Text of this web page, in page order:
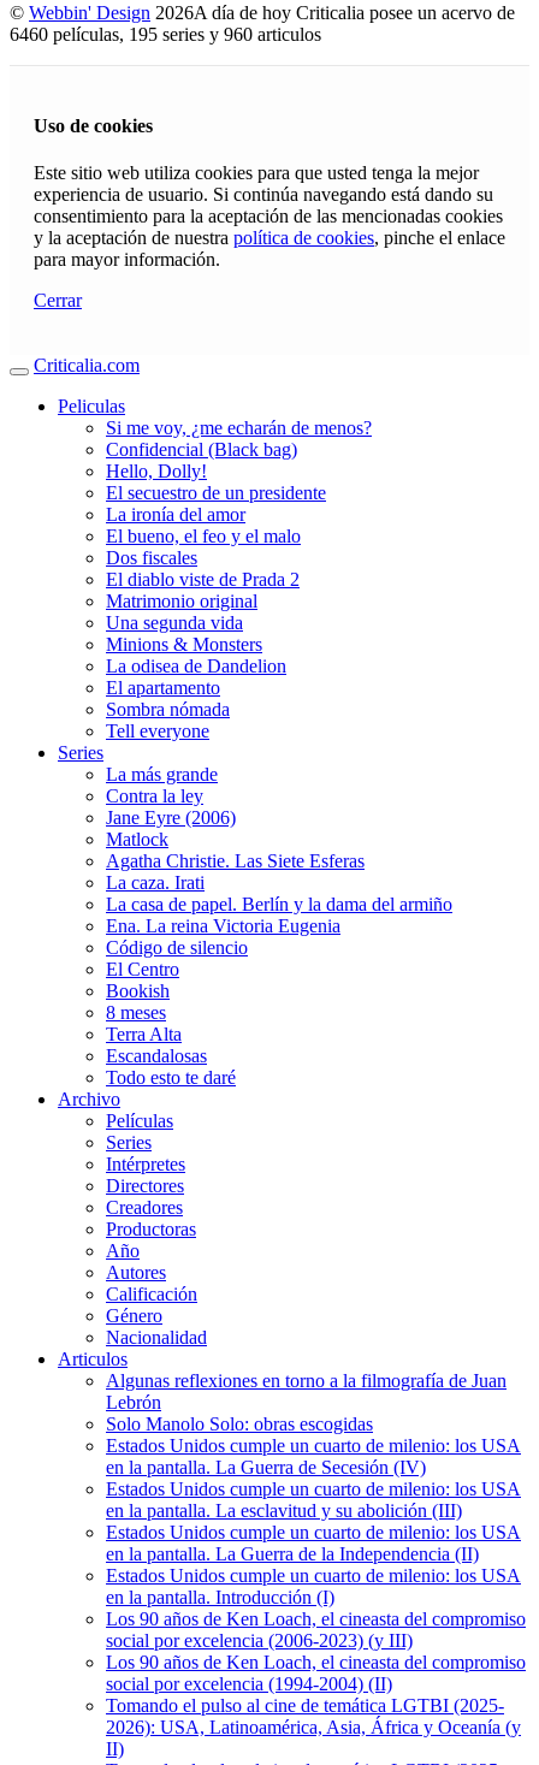
© Webbin' Design 2026A día de hoy Criticalia posee un acervo de
6460 películas, 195 series y 960 articulos
Uso de cookies
Este sitio web utiliza cookies para que usted tenga la mejor
experiencia de usuario. Si continúa navegando está dando su
consentimiento para la aceptación de las mencionadas cookies
y la aceptación de nuestra política de cookies, pinche el enlace
para mayor información.
Cerrar
Criticalia.com
Peliculas
Si me voy, ¿me echarán de menos?
Confidencial (Black bag)
Hello, Dolly!
El secuestro de un presidente
La ironía del amor
El bueno, el feo y el malo
Dos fiscales
El diablo viste de Prada 2
Matrimonio original
Una segunda vida
Minions & Monsters
La odisea de Dandelion
El apartamento
Sombra nómada
Tell everyone
Series
La más grande
Contra la ley
Jane Eyre (2006)
Matlock
Agatha Christie. Las Siete Esferas
La caza. Irati
La casa de papel. Berlín y la dama del armiño
Ena. La reina Victoria Eugenia
Código de silencio
El Centro
Bookish
8 meses
Terra Alta
Escandalosas
Todo esto te daré
Archivo
Películas
Series
Intérpretes
Directores
Creadores
Productoras
Año
Autores
Calificación
Género
Nacionalidad
Articulos
Algunas reflexiones en torno a la filmografía de Juan
Lebrón
Solo Manolo Solo: obras escogidas
Estados Unidos cumple un cuarto de milenio: los USA
en la pantalla. La Guerra de Secesión (IV)
Estados Unidos cumple un cuarto de milenio: los USA
en la pantalla. La esclavitud y su abolición (III)
Estados Unidos cumple un cuarto de milenio: los USA
en la pantalla. La Guerra de la Independencia (II)
Estados Unidos cumple un cuarto de milenio: los USA
en la pantalla. Introducción (I)
Los 90 años de Ken Loach, el cineasta del compromiso
social por excelencia (2006-2023) (y III)
Los 90 años de Ken Loach, el cineasta del compromiso
social por excelencia (1994-2004) (II)
Tomando el pulso al cine de temática LGTBI (2025-
2026): USA, Latinoamérica, Asia, África y Oceanía (y
II)